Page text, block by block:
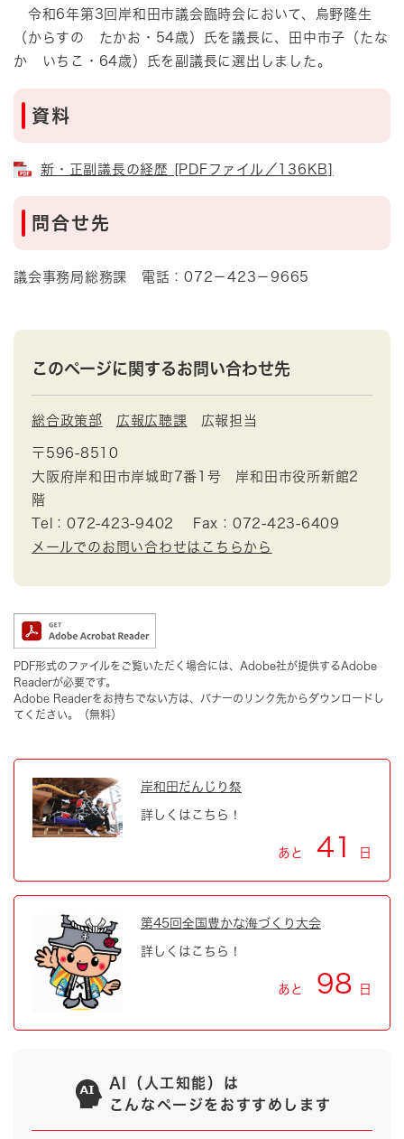
令和6年第3回岸和田市議会臨時会において、烏野隆生
（からすの たかお・54歳）氏を議長に、田中市子（たな
か いちこ・64歳）氏を副議長に選出しました。
資料
新・正副議長の経歴 [PDFファイル／136KB]
問合せ先
議会事務局総務課 電話：072－423－9665
このページに関するお問い合わせ先
総合政策部 広報広聴課 広報担当
〒596-8510
大阪府岸和田市岸城町7番1号 岸和田市役所新館2
階
Tel：072-423-9402
Fax：072-423-6409
メールでのお問い合わせはこちらから
PDF形式のファイルをご覧いただく場合には、Adobe社が提供するAdobe
Readerが必要です。
Adobe Readerをお持ちでない方は、バナーのリンク先からダウンロードし
てください。（無料）
岸和田だんじり祭
詳しくはこちら！
あと 41 日
第45回全国豊かな海づくり大会
詳しくはこちら！
あと 98 日
AI（人工知能）は
こんなページをおすすめします